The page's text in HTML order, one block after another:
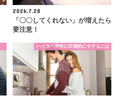
2026.7.28
「〇〇してくれない」が増えたら
要注意！
ハイスペ男性に圧倒的にモテるには